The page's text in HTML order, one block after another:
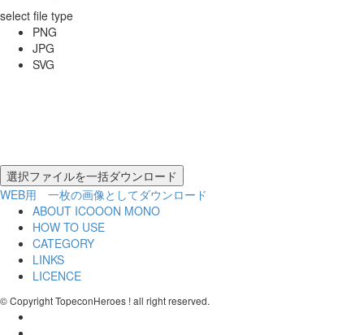
select file type
PNG
JPG
SVG
WEB用 一枚の画像としてダウンロード
ABOUT ICOOON MONO
HOW TO USE
CATEGORY
LINKS
LICENCE
© Copyright TopeconHeroes ! all right reserved.